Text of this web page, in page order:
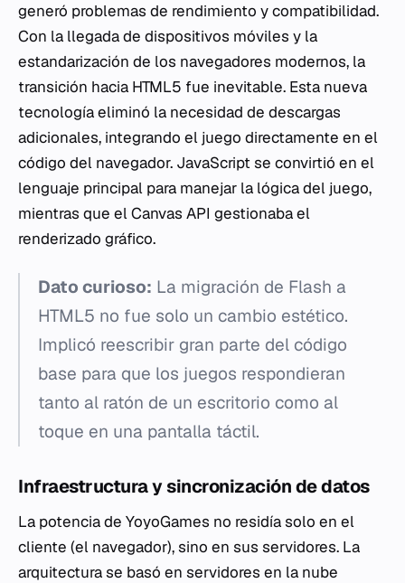
generó problemas de rendimiento y compatibilidad.
Con la llegada de dispositivos móviles y la
estandarización de los navegadores modernos, la
transición hacia HTML5 fue inevitable. Esta nueva
tecnología eliminó la necesidad de descargas
adicionales, integrando el juego directamente en el
código del navegador. JavaScript se convirtió en el
lenguaje principal para manejar la lógica del juego,
mientras que el Canvas API gestionaba el
renderizado gráfico.
Dato curioso: La migración de Flash a
HTML5 no fue solo un cambio estético.
Implicó reescribir gran parte del código
base para que los juegos respondieran
tanto al ratón de un escritorio como al
toque en una pantalla táctil.
Infraestructura y sincronización de datos
La potencia de YoyoGames no residía solo en el
cliente (el navegador), sino en sus servidores. La
arquitectura se basó en servidores en la nube